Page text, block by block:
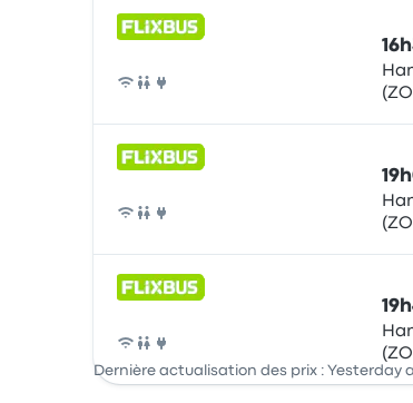
Bus
Bus
Bus
Dernière actualisation des prix : Yesterday